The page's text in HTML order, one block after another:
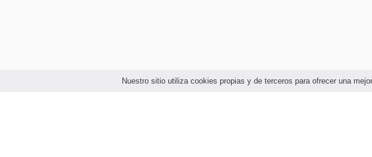
Nuestro sitio utiliza cookies propias y de terceros para ofrecer una